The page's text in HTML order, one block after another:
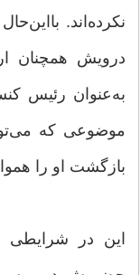
نکرده‌اند.
درویش همچنان
به‌عنوان رئیس
موضوعی که
بازگشت او را
این در شرایطی